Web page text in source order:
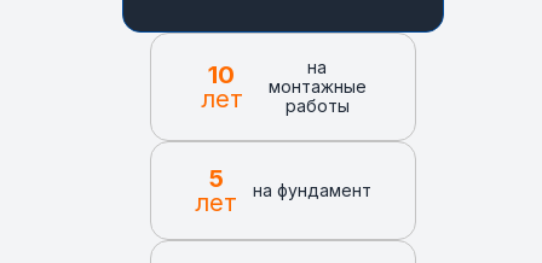
10
лет
на
монтажные
работы
5
лет
на фундамент